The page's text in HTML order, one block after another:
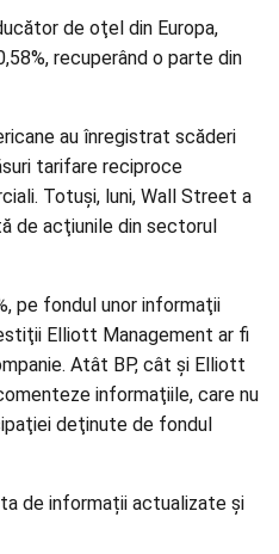
de oţel din Europa,
recuperând o parte din
au înregistrat scăderi
tarifare reciproce
Totuşi, luni, Wall Street a
de acţiunile din sectorul
pe fondul unor informaţii
Elliott Management ar fi
Atât BP, cât şi Elliott
informaţiile, care nu
deţinute de fondul
de informații actualizate și